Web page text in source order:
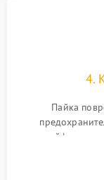
4.
Пайка
шлейфов,
автофокуса.